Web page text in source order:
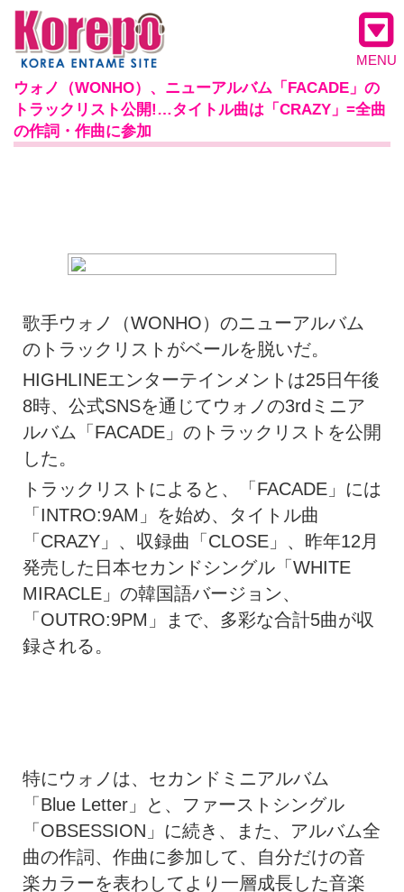
MENU
ウォノ（WONHO）、ニューアルバム「FACADE」の
トラックリスト公開!…タイトル曲は「CRAZY」=全曲
の作詞・作曲に参加
歌手ウォノ（WONHO）のニューアルバム
のトラックリストがベールを脱いだ。
HIGHLINEエンターテインメントは25日午後
8時、公式SNSを通じてウォノの3rdミニア
ルバム「FACADE」のトラックリストを公開
した。
トラックリストによると、「FACADE」には
「INTRO:9AM」を始め、タイトル曲
「CRAZY」、収録曲「CLOSE」、昨年12月
発売した日本セカンドシングル「WHITE
MIRACLE」の韓国語バージョン、
「OUTRO:9PM」まで、多彩な合計5曲が収
録される。
特にウォノは、セカンドミニアルバム
「Blue Letter」と、ファーストシングル
「OBSESSION」に続き、また、アルバム全
曲の作詞、作曲に参加して、自分だけの音
楽カラーを表わしてより一層成長した音楽